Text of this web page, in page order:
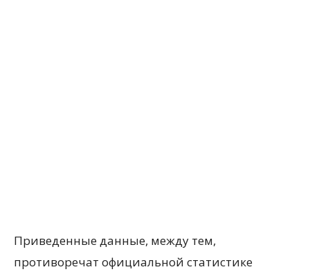
Приведенные данные, между тем,
противоречат официальной статистике